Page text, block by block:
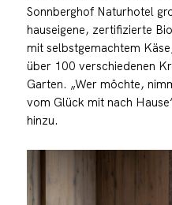
Sonnberghof Naturhotel
hauseigene, zertifizierte
mit selbstgemachtem
über 100 verschiedenen
Garten. „Wer möchte,
vom Glück mit nach
hinzu.